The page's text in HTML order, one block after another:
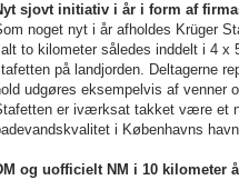
sjovt initiativ i år i form af
noget nyt i år afholdes Krüger
to kilometer således inddelt i 4 x
på landjorden. Deltagerne
udgøres eksempelvis af venner
er iværksat takket være et
i Københavns
og uofficielt NM i 10 kilometer